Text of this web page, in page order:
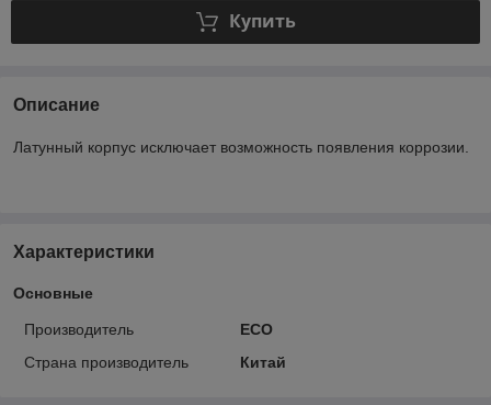
Купить
Описание
Латунный корпус исключает возможность появления коррозии.
Характеристики
Основные
Производитель
ECO
Страна производитель
Китай